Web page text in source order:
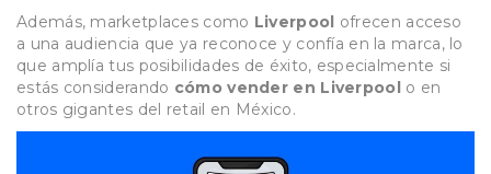
Además, marketplaces como Liverpool ofrecen acceso
a una audiencia que ya reconoce y confía en la marca, lo
que amplía tus posibilidades de éxito, especialmente si
estás considerando cómo vender en Liverpoolo en
otros gigantes del retail en México.